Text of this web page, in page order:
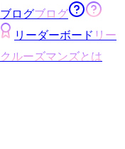
ブログブログ
リーダーボード リー
クルーズマンズとは